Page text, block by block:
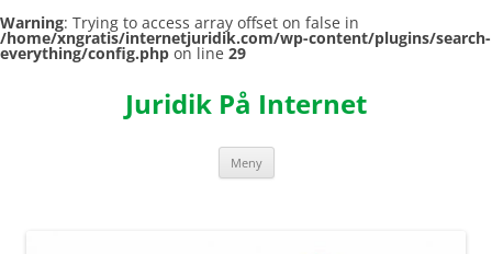
Warning: Trying to access array offset on false in
/home/xngratis/internetjuridik.com/wp-content/plugins/search-
everything/config.php on line 29
Hoppa
Juridik På Internet
Meny